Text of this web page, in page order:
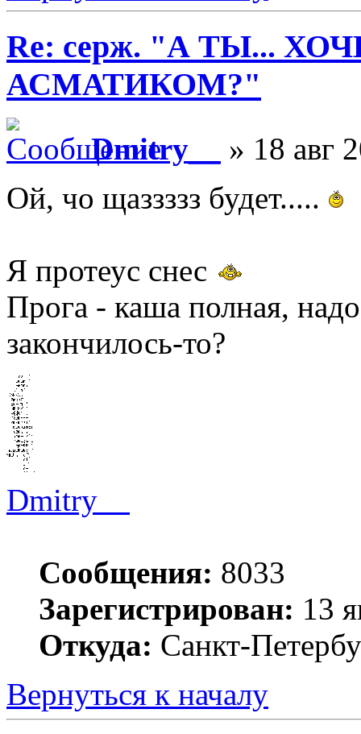
Re: серж. "А ТЫ...
АСМАТИКОМ?"
Dmitry__
» 18 авг
Ой, чо щаззззз будет.....
Я протеус снес
Прога - каша полная,
закончилось-то?
Dmitry__
Сообщения: 8033
Зарегистрирован: 13
Откуда: Санкт-
Вернуться к началу